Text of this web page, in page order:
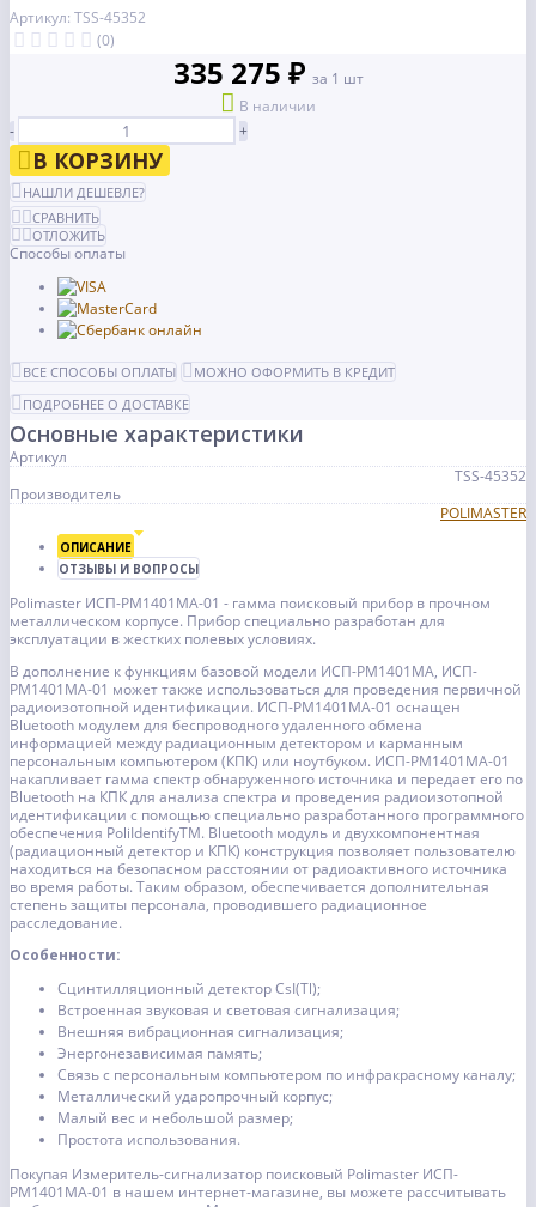
Артикул: TSS-45352
(0)
335 275 ₽ за 1 шт
В наличии
-
+
В КОРЗИНУ
НАШЛИ ДЕШЕВЛЕ?
СРАВНИТЬ
ОТЛОЖИТЬ
Способы оплаты
ВСЕ СПОСОБЫ ОПЛАТЫ
МОЖНО ОФОРМИТЬ В КРЕДИТ
ПОДРОБНЕЕ О ДОСТАВКЕ
Основные характеристики
Артикул
TSS-45352
Производитель
POLIMASTER
ОПИСАНИЕ
ОТЗЫВЫ И ВОПРОСЫ
Polimaster ИСП-РМ1401МА-01 - гамма поисковый прибор в прочном
металлическом корпусе. Прибор специально разработан для
эксплуатации в жестких полевых условиях.
В дополнение к функциям базовой модели ИСП-PM1401MA, ИСП-
PM1401MA-01 может также использоваться для проведения первичной
радиоизотопной идентификации. ИСП-PM1401MA-01 оснащен
Bluetooth модулем для беспроводного удаленного обмена
информацией между радиационным детектором и карманным
персональным компьютером (КПК) или ноутбуком. ИСП-PM1401MA-01
накапливает гамма спектр обнаруженного источника и передает его по
Bluetooth на КПК для анализа спектра и проведения радиоизотопной
идентификации с помощью специально разработанного программного
обеспечения PoliIdentifyTM. Bluetooth модуль и двухкомпонентная
(радиационный детектор и КПК) конструкция позволяет пользователю
находиться на безопасном расстоянии от радиоактивного источника
во время работы. Таким образом, обеспечивается дополнительная
степень защиты персонала, проводившего радиационное
расследование.
Особенности:
Сцинтилляционный детектор CsI(Tl);
Встроенная звуковая и световая сигнализация;
Внешняя вибрационная сигнализация;
Энергонезависимая память;
Связь с персональным компьютером по инфракрасному каналу;
Металлический ударопрочный корпус;
Малый вес и небольшой размер;
Простота использования.
Покупая Измеритель-сигнализатор поисковый Polimaster ИСП-
РМ1401МА-01 в нашем интернет-магазине, вы можете рассчитывать